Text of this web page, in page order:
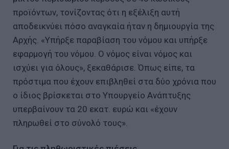
προϊόντων, τονίζοντας ότι η εξέλιξη αυτή
αποδεικνύει πόσο αναγκαία ήταν η δημιουργία της
Αρχής. «Υπήρξε παραβίαση του νόμου και υπήρξε
εφαρμογή του νόμου. Ο νόμος είναι νόμος και
ισχύει για όλους», ξεκαθάρισε. Όπως είπε, τα
πρόστιμα που έχουν επιβληθεί στα δύο χρόνια που
ο ίδιος βρίσκεται στο Υπουργείο Ανάπτυξης
υπερβαίνουν τα 20 εκατ. ευρώ και «έχουν
πληρωθεί στο σύνολό τους».